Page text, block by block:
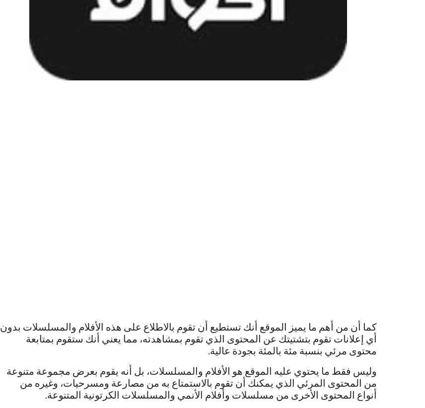
كما أن من أهم ما يميز الموقع أنك تستطيع أن تقوم بالاطلاع على هذه الأفلام والمسلسلات بدون
أي إعلانات تقوم بتشتيتك عن المحتوى الذي تقوم بمشاهدته، مما يعني أنك ستقوم بمتابعة
محتوى مرئي بنسبة مئة بالمئة بجودة عالية.
وليس فقط ما يحتوي عليه الموقع هو الأفلام والمسلسلات، بل أنه يقوم بعرض مجموعة متنوعة
من المحتوى المرئي الذي يمكنك أن تقوم بالاستمتاع به من مصارعة ومسرحيات، وغيره من
أنواع المحتوى الأخرى من مسلسلات وأفلام الأنمي والمسلسلات الكرتونية المتنوعة.